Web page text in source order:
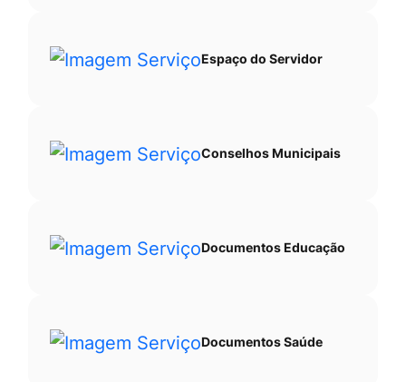
Espaço do Servidor
Conselhos Municipais
Documentos Educação
Documentos Saúde